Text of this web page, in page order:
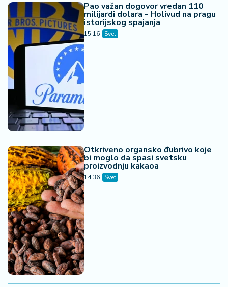
Pao važan dogovor vredan 110
milijardi dolara - Holivud na pragu
istorijskog spajanja
15:16 Svet
Otkriveno organsko đubrivo koje
bi moglo da spasi svetsku
proizvodnju kakaoa
14:36 Svet